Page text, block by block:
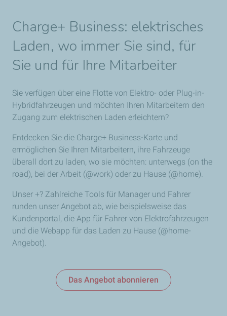
Charge+ Business: elektrisches
Laden, wo immer Sie sind, für
Sie und für Ihre Mitarbeiter
Sie verfügen über eine Flotte von Elektro- oder Plug-in-
Hybridfahrzeugen und möchten Ihren Mitarbeitern den
Zugang zum elektrischen Laden erleichtern?
Entdecken Sie die Charge+ Business-Karte und
ermöglichen Sie Ihren Mitarbeitern, ihre Fahrzeuge
überall dort zu laden, wo sie möchten: unterwegs (on the
road), bei der Arbeit (@work) oder zu Hause (@home).
Unser +? Zahlreiche Tools für Manager und Fahrer
runden unser Angebot ab, wie beispielsweise das
Kundenportal, die App für Fahrer von Elektrofahrzeugen
und die Webapp für das Laden zu Hause (@home-
Angebot).
Das Angebot abonnieren